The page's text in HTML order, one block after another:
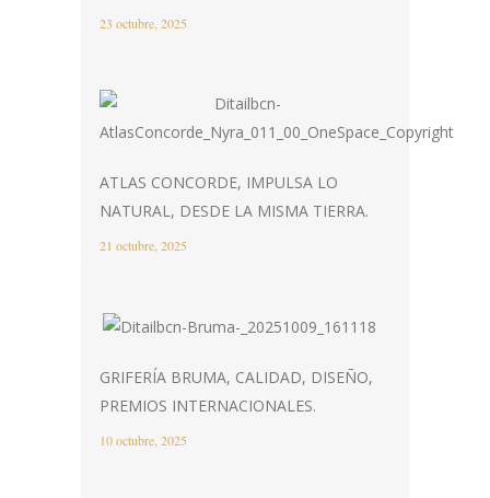
23 octubre, 2025
ATLAS CONCORDE, IMPULSA LO
NATURAL, DESDE LA MISMA TIERRA.
21 octubre, 2025
GRIFERÍA BRUMA, CALIDAD, DISEÑO,
PREMIOS INTERNACIONALES.
10 octubre, 2025